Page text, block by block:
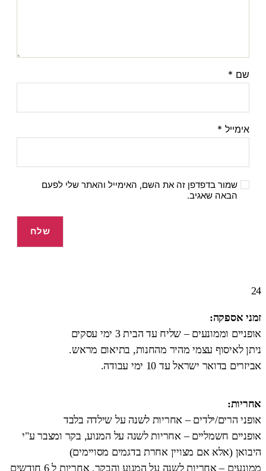
שם *
אימייל *
שמור בדפדפן זה את השם, האימייל והאתר שלי לפעם
הבאה שאגיב.
24
זמני אספקה:
אופניים וממונעים – שליח עד הבית 3 ימי עסקים
ניתן לאיסוף עצמי מהיר מהחנות, בתיאום מראש.
אביזרים בדואר ישראל עד 10 ימי עבודה.
אחריות:
אופני הרים/ילדים – אחריות לשנה על שילדה בלבד
אופניים חשמליים – אחריות לשנה על המנוע, בקר ומצבר ע"י
היבואן (אלא אם מצויין אחרת בדגמים מסויימים)
ממונעים – אחריות לשנה על המנוע והבקר, אחריות ל 6 חודשים